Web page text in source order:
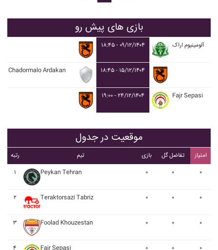
بازی های پیش رو
۱۸:۴۵ - ۰۹/۱۲/۱۴۰۴ آلومينيوم اراک
Chadormalo Ardakan ۱۸:۴۵ - ۱۵/۱۲/۱۴۰۴
۱۹:۰۰ - ۲۴/۱۲/۱۴۰۴ Fajr Sepasi
موقعیت در جدول
رتبه تیم بازی تفاضل گل
امتیاز
۱
Peykan Tehran ۰ ۰ ۰
۲ Teraktorsazi Tabriz ۰ ۰ ۰
۳ Foolad Khouzestan ۰ ۰ ۰